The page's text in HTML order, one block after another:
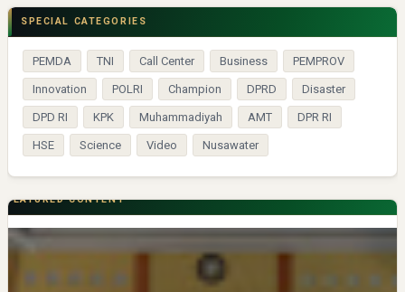
SPECIAL CATEGORIES
PEMDA TNI Call Center Business PEMPROV
Innovation POLRI Champion DPRD Disaster
DPD RI KPK Muhammadiyah AMT DPR RI
HSE Science Video Nusawater
FEATURED CONTENT